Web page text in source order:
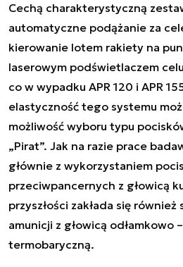
Cechą charakterystyczną
automatyczne podążanie za
kierowanie lotem rakiety na
laserowym podświetlaczem
co w wypadku APR 120 i APR
elastyczność tego systemu
możliwość wyboru typu
„Pirat”. Jak na razie prace
głównie z wykorzystaniem
przeciwpancernych z głowicą
przyszłości zakłada się
amunicji z głowicą odłamkowo
termobaryczną.